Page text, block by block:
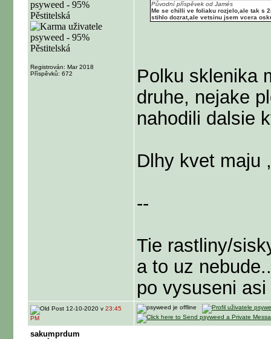
Registrován: Mar 2018
Příspěvků: 672
Původní příspěvek od Jamés
Me se chilli ve foliaku rozjelo,ale tak s
stihlo dozrat,ale vetsinu jsem vcera
Polku sklenika
druhe, nejake
nahodili dalsie
Dlhy kvet maju
--
Tie rastliny/
a to uz
po vysuseni
12-10-2020 v 23:45
PM
sakumprdum